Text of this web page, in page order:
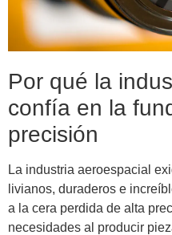
Por qué la
confía en la
precisión
La industria aeroespacial
livianos, duraderos e
a la cera perdida de alta
necesidades al producir